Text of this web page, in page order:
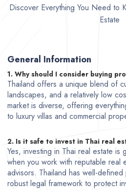
Discover Everything You Need to
Estate
General Information
1. Why should I consider buying
Thailand offers a unique blend of
landscapes, and a relatively low
market is diverse, offering
to luxury villas and commercial
2. Is it safe to invest in Thai real
Yes, investing in Thai real estate is
when you work with reputable real
advisors. Thailand has well-
robust legal framework to protect